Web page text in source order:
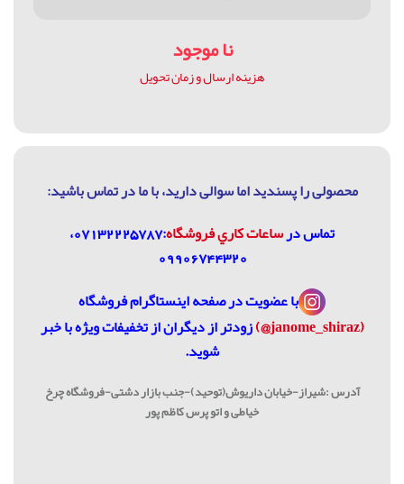
نا موجود
هزینه ارسال و زمان تحویل
محصولی را پسندید اما سوالی دارید، با ما در تماس باشيد:
تماس درساعات كاري فروشگاه
:07132225787،
09906744320
با عضویت درصفحه اینستاگرام فروشگاه
(janome_shiraz@)
زودتر از دیگران از تخفیفات ویژه با خبر
شوید.
آدرس :شیراز-خیابان داریوش(توحید)-جنب بازار دشتی-فروشگاه چرخ
خیاطی و اتو پرس کاظم پور